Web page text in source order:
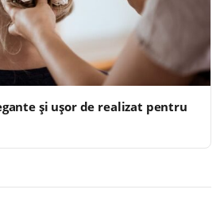
și ușor de realizat pentru